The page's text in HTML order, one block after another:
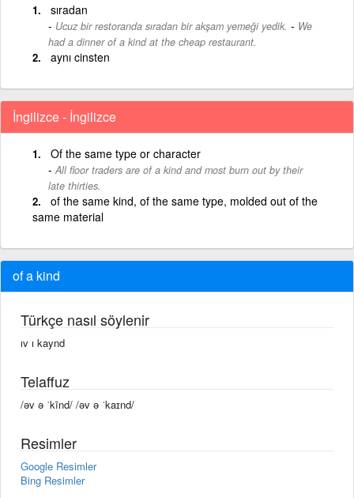
sıradan
Ucuz bir restoranda sıradan bir akşam yemeği yedik. - We
had a dinner of a kind at the cheap restaurant.
aynı cinsten
İngilizce - İngilizce
Of the same type or character
All floor traders are of a kind and most burn out by their
late thirties.
of the same kind, of the same type, molded out of the
same material
of a kind
Türkçe nasıl söylenir
ıv ı kaynd
Telaffuz
/əv ə ˈkīnd/ /əv ə ˈkaɪnd/
Resimler
Google Resimler
Bing Resimler